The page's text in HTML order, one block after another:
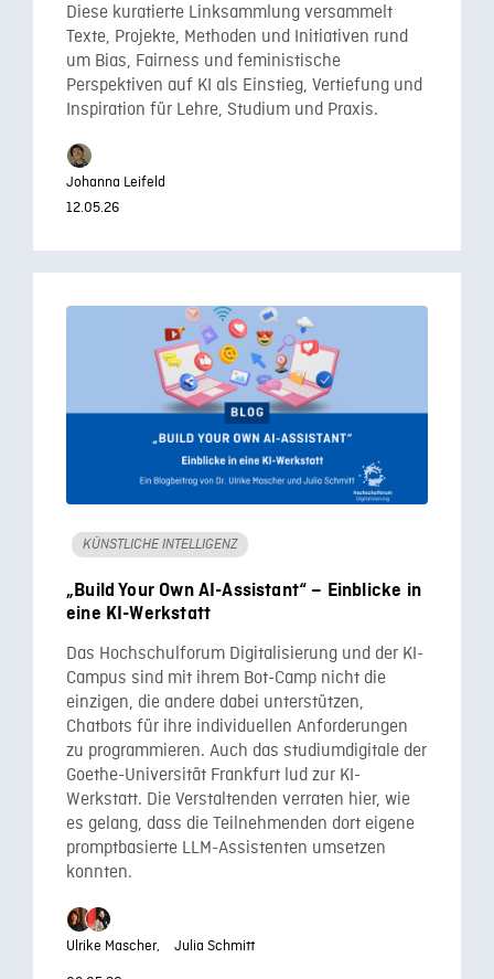
Diese kuratierte Linksammlung versammelt
Texte, Projekte, Methoden und Initiativen rund
um Bias, Fairness und feministische
Perspektiven auf KI als Einstieg, Vertiefung und
Inspiration für Lehre, Studium und Praxis.
Johanna Leifeld
12.05.26
KÜNSTLICHE INTELLIGENZ
„Build Your Own AI-Assistant“ – Einblicke in
eine KI-Werkstatt
Das Hochschulforum Digitalisierung und der KI-
Campus sind mit ihrem Bot-Camp nicht die
einzigen, die andere dabei unterstützen,
Chatbots für ihre individuellen Anforderungen
zu programmieren. Auch das studiumdigitale der
Goethe-Universität Frankfurt lud zur KI-
Werkstatt. Die Verstaltenden verraten hier, wie
es gelang, dass die Teilnehmenden dort eigene
promptbasierte LLM-Assistenten umsetzen
konnten.
Ulrike Mascher,
Julia Schmitt